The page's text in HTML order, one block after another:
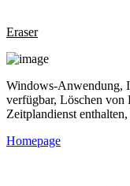
Eraser
Windows-Anwendung,
verfügbar, Löschen von
Zeitplandienst
Homepage